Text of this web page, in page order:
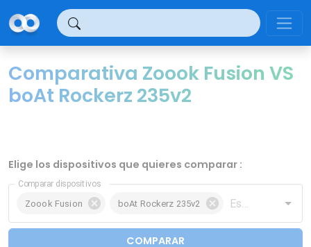
Comparativa Zoook Fusion VS
boAt Rockerz 235v2
Elige los dispositivos que quieres comparar :
Comparar dispositivos
Zoook Fusion boAt Rockerz 235v2
COMPARAR
Panel de gestión de cookies